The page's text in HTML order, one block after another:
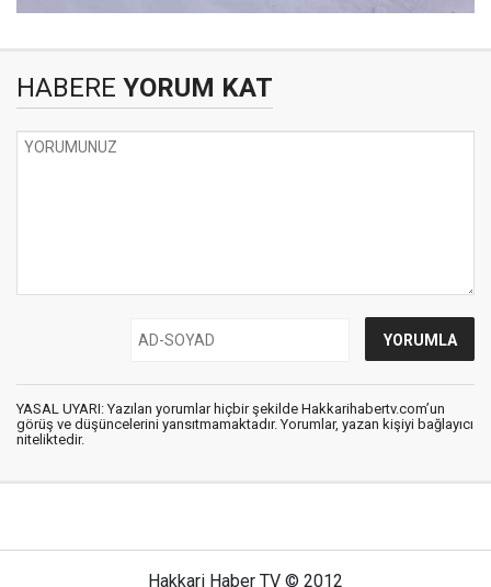
HABERE YORUM KAT
YASAL UYARI: Yazılan yorumlar hiçbir şekilde Hakkarihabertv.com’un
görüş ve düşüncelerini yansıtmamaktadır. Yorumlar, yazan kişiyi bağlayıcı
niteliktedir.
Hakkari Haber TV © 2012